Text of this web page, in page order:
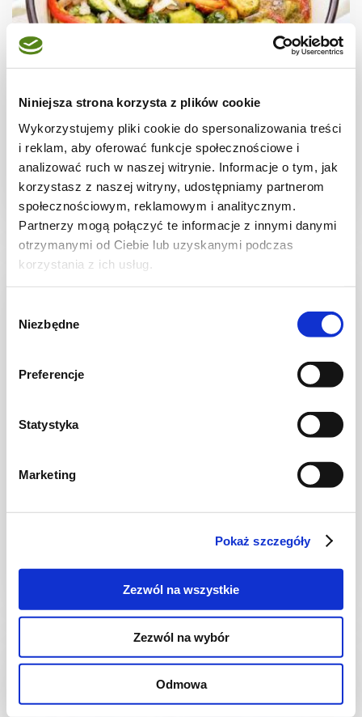
Niniejsza strona korzysta z plików cookie
Wykorzystujemy pliki cookie do spersonalizowania treści
i reklam, aby oferować funkcje społecznościowe i
analizować ruch w naszej witrynie. Informacje o tym, jak
korzystasz z naszej witryny, udostępniamy partnerom
społecznościowym, reklamowym i analitycznym.
Partnerzy mogą połączyć te informacje z innymi danymi
otrzymanymi od Ciebie lub uzyskanymi podczas
korzystania z ich usług.
zgody
Niezbędne
Preferencje
Statystyka
Marketing
Pokaż szczegóły
Zezwól na wszystkie
Zezwól na wybór
Odmowa
Ogórki w zalewie gyros z papryką do
słoików na zimę
14 dni 2639 kcal 10
SAŁATKI
4116 kcal